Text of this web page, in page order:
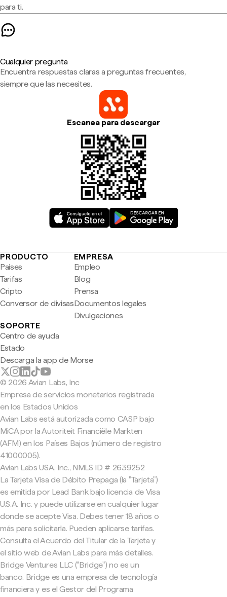
para ti.
Cualquier pregunta
Encuentra respuestas claras a preguntas frecuentes,
siempre que las necesites.
Escanea para descargar
PRODUCTO
Países
Tarifas
Cripto
Conversor de divisas
EMPRESA
Empleo
Blog
Prensa
Documentos legales
Divulgaciones
SOPORTE
Centro de ayuda
Estado
Descarga la app de Morse
© 2026 Avian Labs, Inc
Empresa de servicios monetarios registrada
en los Estados Unidos
Avian Labs está autorizada como CASP bajo
MiCA por la Autoriteit Financiële Markten
(AFM) en los Países Bajos (número de registro
41000005).
Avian Labs USA, Inc., NMLS ID # 2639252
La Tarjeta Visa de Débito Prepaga (la "Tarjeta")
es emitida por Lead Bank bajo licencia de Visa
U.S.A. Inc. y puede utilizarse en cualquier lugar
donde se acepte Visa. Debes tener 18 años o
más para solicitarla. Pueden aplicarse tarifas.
Consulta el Acuerdo del Titular de la Tarjeta y
el sitio web de Avian Labs para más detalles.
Bridge Ventures LLC ("Bridge") no es un
banco. Bridge es una empresa de tecnología
financiera y es el Gestor del Programa